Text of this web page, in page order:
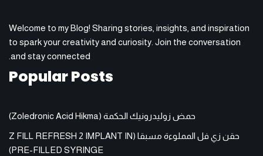
Welcome to my Blog! Sharing stories, insights, and inspiration
to spark your creativity and curiosity. Join the conversation
and stay connected.
Popular Posts
حمض زوليدرونيك الحكمة (Zoledronic Acid Hikma)
حقن زي فل المملوءة مسبقا (Z FILL REFRESH 2 IMPLANT IN
PRE-FILLED SYRINGE)